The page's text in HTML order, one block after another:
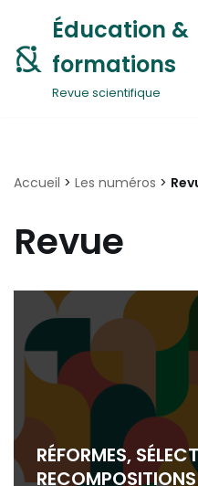
Aller
au
contenu
Éducation &
formations
Revue scientifique
Accueil > Les numéros >
Revue
RÉFORMES,
RECOMPOSITIONS